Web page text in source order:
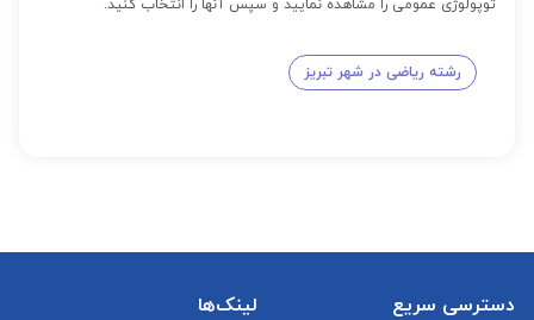
توپولوژی عمومی را مشاهده نمایید و سپس آنها را انتخاب کنید.
رشته ریاضی در شهر تبریز
دسترسی سریع لینک‌ها